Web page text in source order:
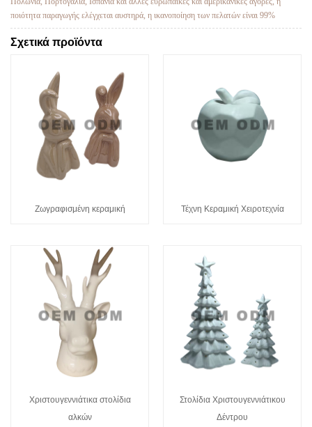
ποιότητα παραγωγής ελέγχεται αυστηρά, η ικανοποίηση των πελατών είναι 99%
Σχετικά προϊόντα
Ζωγραφισμένη κεραμική Τέχνη Κεραμική Χειροτεχνία
Χριστουγεννιάτικα στολίδια
αλκών
Στολίδια Χριστουγεννιάτικου
Δέντρου